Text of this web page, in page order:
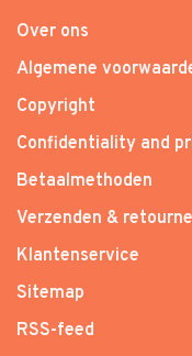
Over ons
Algemene
Copyright
Confidentiality and
Betaalmethoden
Verzenden &
Klantenservice
Sitemap
RSS-feed